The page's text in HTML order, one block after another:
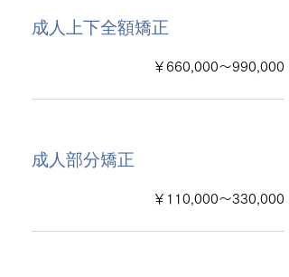
成人上下全額矯正
￥660,000～990,000
成人部分矯正
￥110,000～330,000